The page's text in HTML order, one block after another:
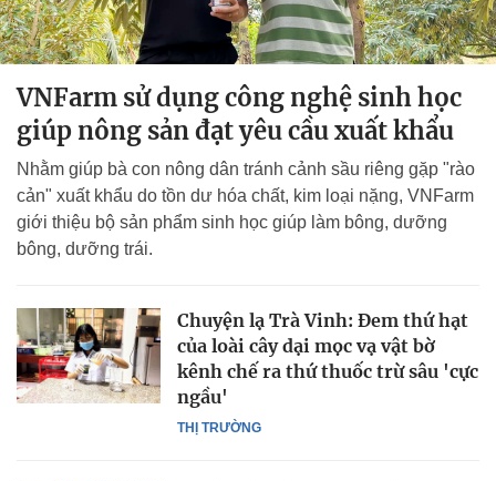
VNFarm sử dụng công nghệ sinh học
giúp nông sản đạt yêu cầu xuất khẩu
Nhằm giúp bà con nông dân tránh cảnh sầu riêng gặp "rào
cản" xuất khẩu do tồn dư hóa chất, kim loại nặng, VNFarm
giới thiệu bộ sản phẩm sinh học giúp làm bông, dưỡng
bông, dưỡng trái.
THỊ TRƯỜNG
Chuyện lạ Trà Vinh: Đem thứ hạt
của loài cây dại mọc vạ vật bờ
kênh chế ra thứ thuốc trừ sâu 'cực
ngầu'